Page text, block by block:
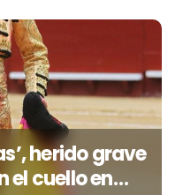
herido grave
el cuello en